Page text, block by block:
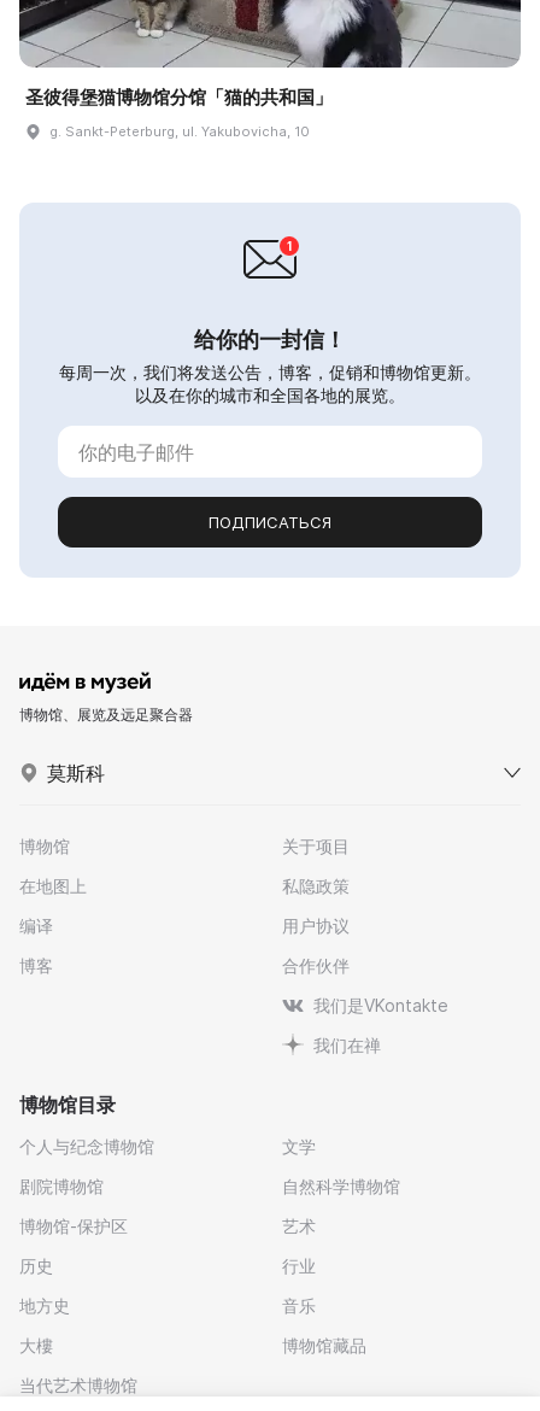
圣彼得堡猫博物馆分馆「猫的共和国」
g. Sankt-Peterburg, ul. Yakubovicha, 10
给你的一封信！
每周一次，我们将发送公告，博客，促销和博物馆更新。
以及在你的城市和全国各地的展览。
ПОДПИСАТЬСЯ
博物馆、展览及远足聚合器
莫斯科
博物馆
在地图上
编译
博客
关于项目
私隐政策
用户协议
合作伙伴
我们是VKontakte
我们在禅
博物馆目录
个人与纪念博物馆
剧院博物馆
博物馆-保护区
历史
地方史
大樓
当代艺术博物馆
文学
自然科学博物馆
艺术
行业
音乐
博物馆藏品